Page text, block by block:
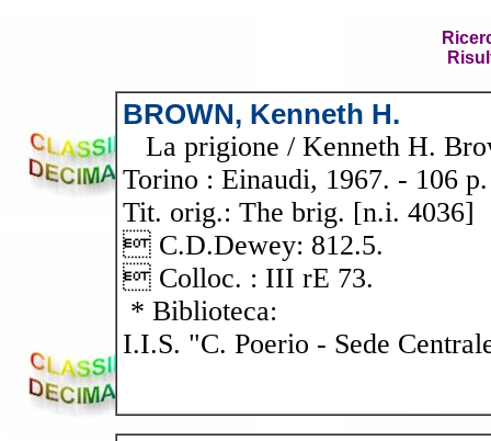
BROWN, Kenneth H.
La prigione / Kenneth H.
Torino : Einaudi, 1967. - 106
Tit. orig.: The brig. [n.i. 4036]
 C.D.Dewey: 812.5.
 Colloc. : III rE 73.
* Biblioteca:
I.I.S. "C. Poerio - Sede